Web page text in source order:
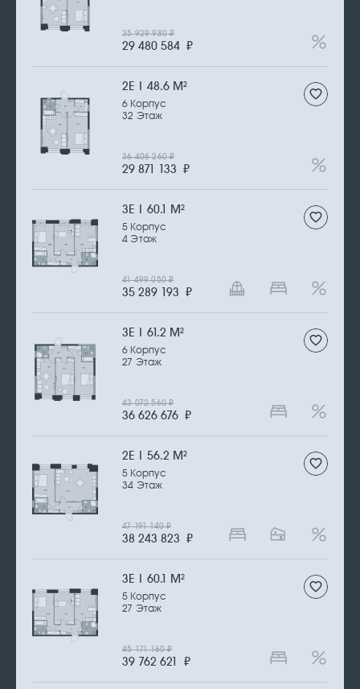
29 480 584 ₽
35 929 980₽
2Е | 48.6 М2
6 Корпус
32 Этаж
29 871 133 ₽
36 406 260₽
3Е | 60.1 М2
5 Корпус
4 Этаж
35 289 193 ₽
41 499 050₽
3Е | 61.2 М2
6 Корпус
27 Этаж
36 626 676 ₽
43 072 560₽
2Е | 56.2 М2
5 Корпус
34 Этаж
38 243 823 ₽
47 191 140₽
3Е | 60.1 М2
5 Корпус
27 Этаж
39 762 621 ₽
45 171 160₽